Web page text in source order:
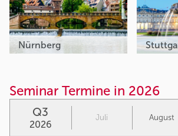
Nürnberg
Seminar Termine in 2026
Q3
2026
Juli August